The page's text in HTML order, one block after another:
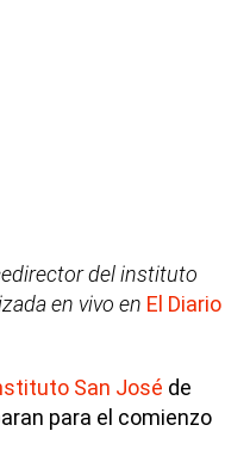
del instituto
en vivo en El Diario
San José de
para el comienzo